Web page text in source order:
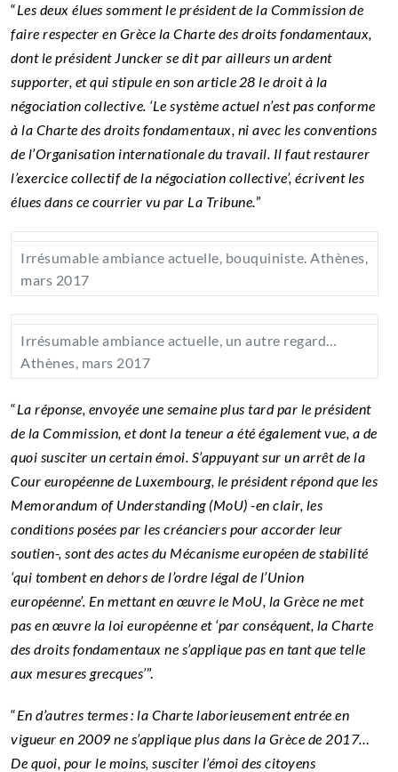
“Les deux élues somment le président de la Commission de
faire respecter en Grèce la Charte des droits fondamentaux,
dont le président Juncker se dit par ailleurs un ardent
supporter, et qui stipule en son article 28 le droit à la
négociation collective. ‘Le système actuel n’est pas conforme
à la Charte des droits fondamentaux, ni avec les conventions
de l’Organisation internationale du travail. Il faut restaurer
l’exercice collectif de la négociation collective’, écrivent les
élues dans ce courrier vu par La Tribune.”
Irrésumable ambiance actuelle, bouquiniste. Athènes,
mars 2017
Irrésumable ambiance actuelle, un autre regard…
Athènes, mars 2017
“La réponse, envoyée une semaine plus tard par le président
de la Commission, et dont la teneur a été également vue, a de
quoi susciter un certain émoi. S’appuyant sur un arrêt de la
Cour européenne de Luxembourg, le président répond que les
Memorandum of Understanding (MoU) -en clair, les
conditions posées par les créanciers pour accorder leur
soutien-, sont des actes du Mécanisme européen de stabilité
‘qui tombent en dehors de l’ordre légal de l’Union
européenne’. En mettant en œuvre le MoU, la Grèce ne met
pas en œuvre la loi européenne et ‘par conséquent, la Charte
des droits fondamentaux ne s’applique pas en tant que telle
aux mesures grecques’”.
“En d’autres termes : la Charte laborieusement entrée en
vigueur en 2009 ne s’applique plus dans la Grèce de 2017…
De quoi, pour le moins, susciter l’émoi des citoyens